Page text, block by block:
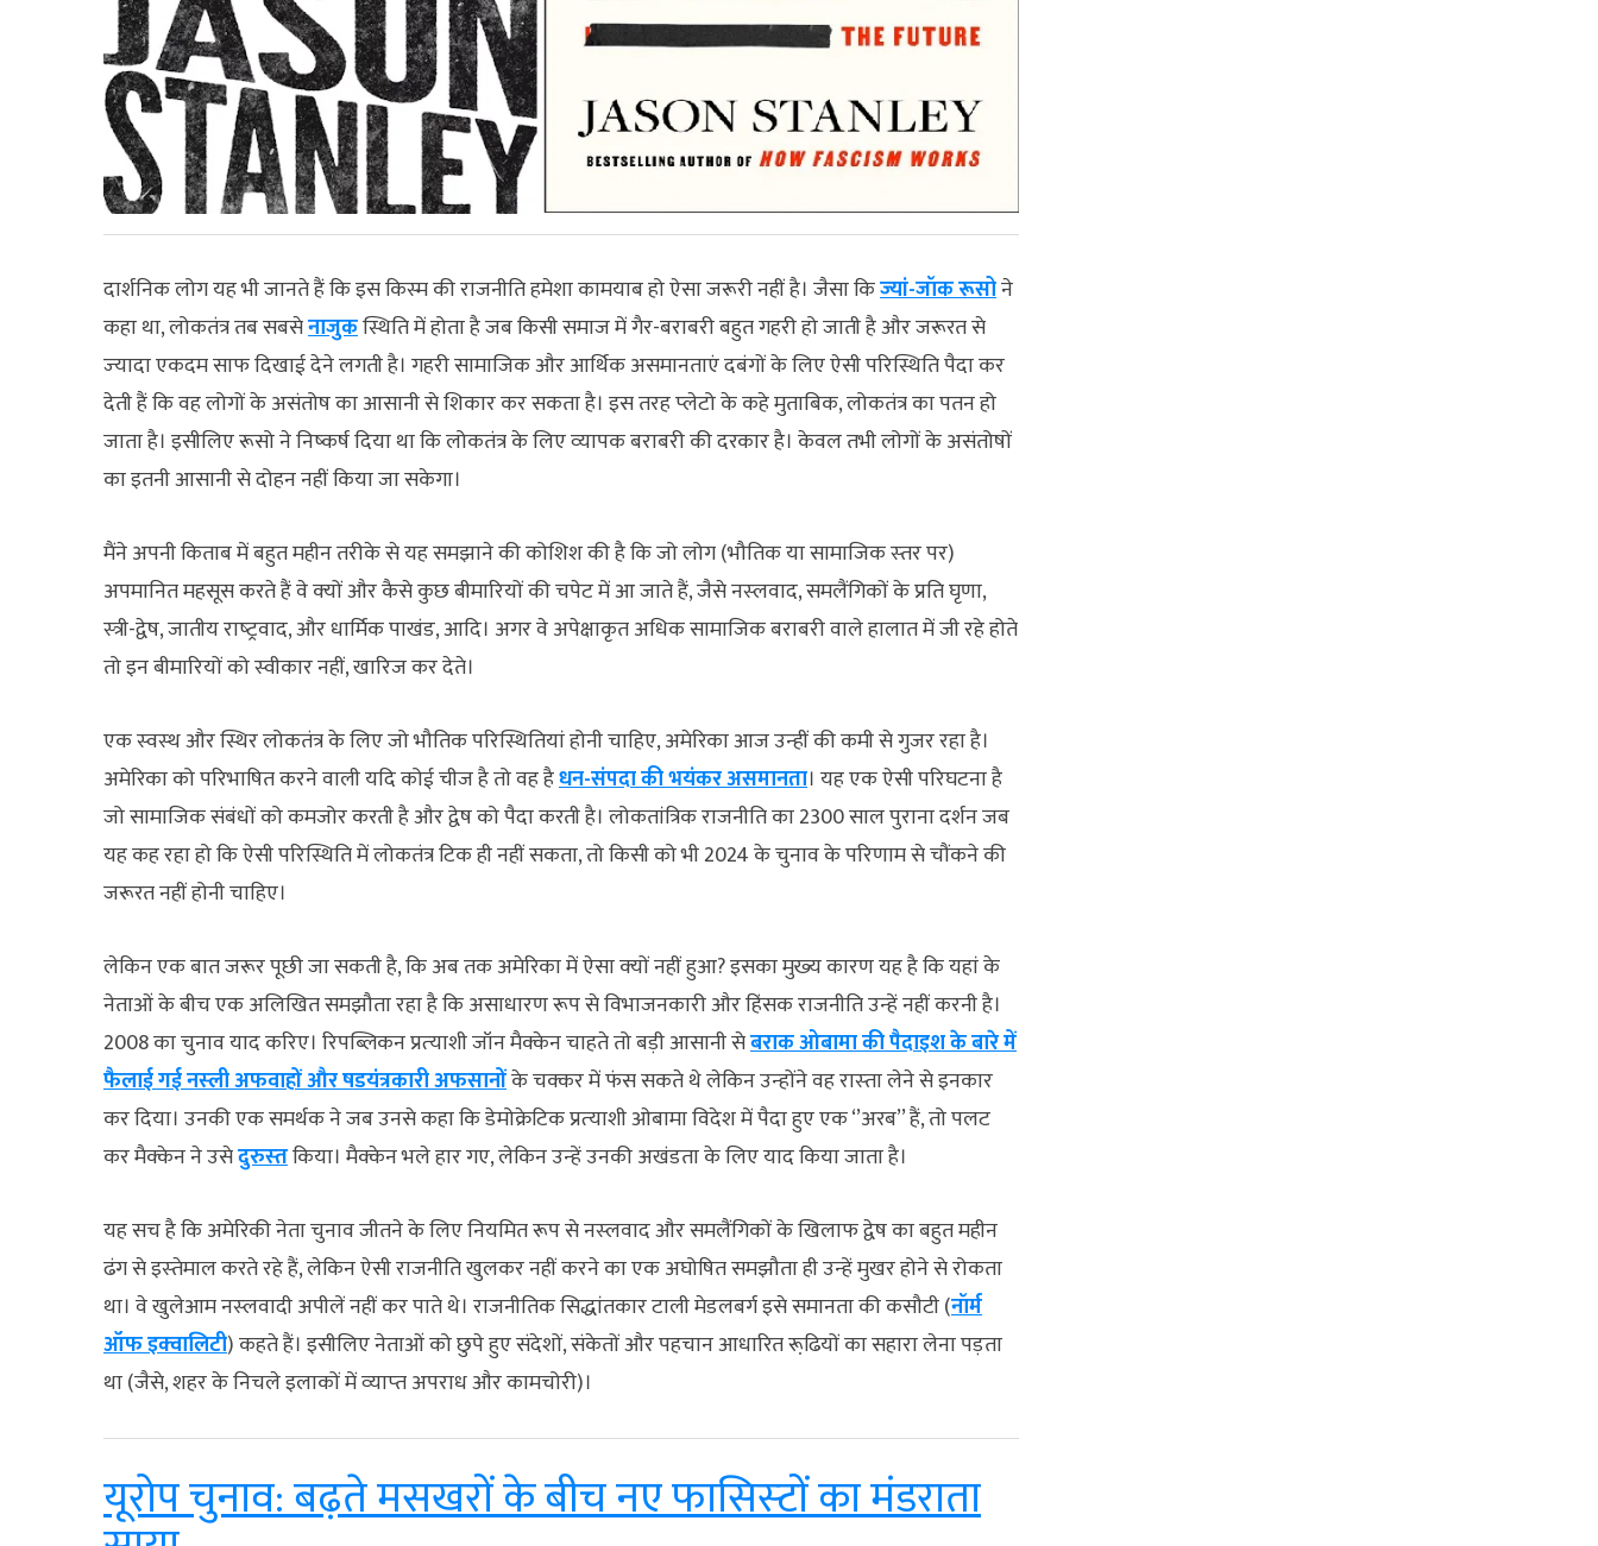
दार्शनिक लोग यह भी जानते हैं कि इस किस्‍म की राजनीति हमेशा कामयाब हो ऐसा जरूरी नहीं है। जैसा किज्‍यां-जॉक रूसोने
कहा था, लोकतंत्र तब सबसेनाजुकस्थिति में होता है जब किसी समाज में गैर-बराबरी बहुत गहरी हो जाती है और जरूरत से
ज्‍यादा एकदम साफ दिखाई देने लगती है। गहरी सामाजिक और आर्थिक असमानताएं दबंगों के लिए ऐसी परिस्थिति पैदा कर
देती हैं कि वह लोगों के असंतोष का आसानी से शिकार कर सकता है। इस तरह प्‍लेटो के कहे मुताबिक, लोकतंत्र का पतन हो
जाता है। इसीलिए रूसो ने निष्‍कर्ष दिया था कि लोकतंत्र के लिए व्‍यापक बराबरी की दरकार है। केवल तभी लोगों के असंतोषों
का इतनी आसानी से दोहन नहीं किया जा सकेगा।
मैंने अपनी किताब में बहुत महीन तरीके से यह समझाने की कोशिश की है कि जो लोग (भौतिक या सामाजिक स्‍तर पर)
अपमानित महसूस करते हैं वे क्‍यों और कैसे कुछ बीमारियों की चपेट में आ जाते हैं, जैसे नस्‍लवाद, समलैंगिकों के प्रति घृणा,
स्‍त्री-द्वेष, जातीय राष्‍ट्रवाद, और धार्मिक पाखंड, आदि। अगर वे अपेक्षाकृत अधिक सामाजिक बराबरी वाले हालात में जी रहे होते
तो इन बीमारियों को स्‍वीकार नहीं, खारिज कर देते।
एक स्‍वस्‍थ और स्थिर लोकतंत्र के लिए जो भौतिक परिस्थितियां होनी चाहिए, अमेरिका आज उन्‍हीं की कमी से गुजर रहा है।
अमेरिका को परिभाषित करने वाली यदि कोई चीज है तो वह हैधन-संपदा की भयंकर असमानता। यह एक ऐसी परिघटना है
जो सामाजिक संबंधों को कमजोर करती है और द्वेष को पैदा करती है। लोकतांत्रिक राजनीति का 2300 साल पुराना दर्शन जब
यह कह रहा हो कि ऐसी परिस्थिति में लोकतंत्र टिक ही नहीं सकता, तो किसी को भी 2024 के चुनाव के परिणाम से चौंकने की
जरूरत नहीं होनी चाहिए।
लेकिन एक बात जरूर पूछी जा सकती है, कि अब तक अमेरिका में ऐसा क्‍यों नहीं हुआ? इसका मुख्‍य कारण यह है कि यहां के
नेताओं के बीच एक अलिखित समझौता रहा है कि असाधारण रूप से विभाजनकारी और हिंसक राजनीति उन्‍हें नहीं करनी है।
2008 का चुनाव याद करिए। रिपब्लिकन प्रत्‍याशी जॉन मैक्‍केन चाहते तो बड़ी आसानी सेबराक ओबामा की पैदाइश के बारे में
फैलाई गई नस्‍ली अफवाहों और षडयंत्रकारी अफसानोंके चक्‍कर में फंस सकते थे लेकिन उन्‍होंने वह रास्‍ता लेने से इनकार
कर दिया। उनकी एक समर्थक ने जब उनसे कहा कि डेमोक्रेटिक प्रत्‍याशी ओबामा विदेश में पैदा हुए एक ‘’अरब’’ हैं, तो पलट
कर मैक्‍केन ने उसेदुरुस्‍तकिया। मैक्‍केन भले हार गए, लेकिन उन्‍हें उनकी अखंडता के लिए याद किया जाता है।
यह सच है कि अमेरिकी नेता चुनाव जीतने के लिए नियमित रूप से नस्‍लवाद और समलैंगिकों के खिलाफ द्वेष का बहुत महीन
ढंग से इस्‍तेमाल करते रहे हैं, लेकिन ऐसी राजनीति खुलकर नहीं करने का एक अघोषित समझौता ही उन्‍हें मुखर होने से रोकता
था। वे खुलेआम नस्‍लवादी अपीलें नहीं कर पाते थे। राजनीतिक सिद्धांतकार टाली मेडलबर्ग इसे समानता की कसौटी (नॉर्म
ऑफ इक्‍वालिटी) कहते हैं। इसीलिए नेताओं को छुपे हुए संदेशों, संकेतों और पहचान आधारित रूढि़यों का सहारा लेना पड़ता
था (जैसे, शहर के निचले इलाकों में व्‍याप्‍त अपराध और कामचोरी)।
यूरोप चुनाव: बढ़ते मसखरों के बीच नए फासिस्‍टों का मंडराता